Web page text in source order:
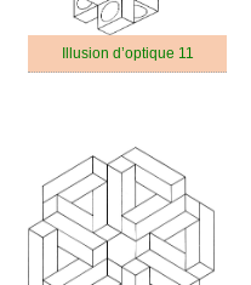
Illusion d’optique 11